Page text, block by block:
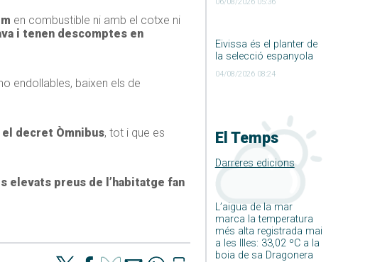
06/08/2026 05:36
Eivissa és el planter de
la selecció espanyola
04/08/2026 08:24
El Temps
Darreres edicions
L’aigua de la mar
marca la temperatura
més alta registrada mai
a les Illes: 33,02 ºC a la
boia de sa Dragonera
en combustible ni amb el cotxe ni
i tenen descomptes en
endollables, baixen els de
decret Òmnibus, tot i que es
elevats preus de l’habitatge fan